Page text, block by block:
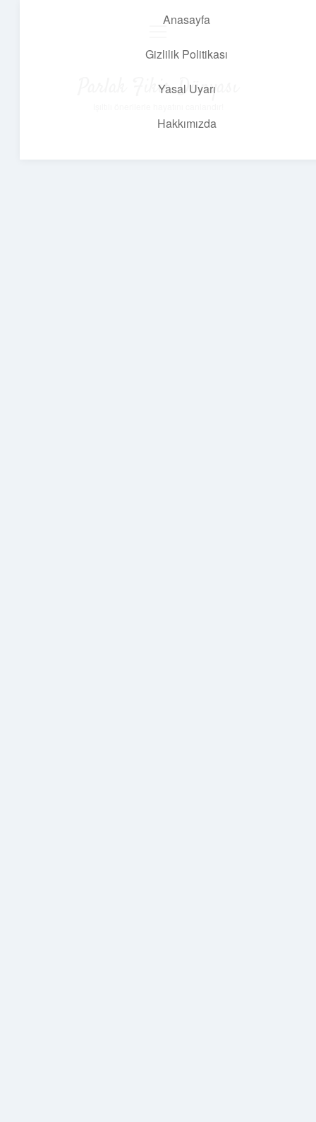
Anasayfa
Gizlilik Politikası
Yasal Uyarı
Hakkımızda
Parlak Fikir Dünyası